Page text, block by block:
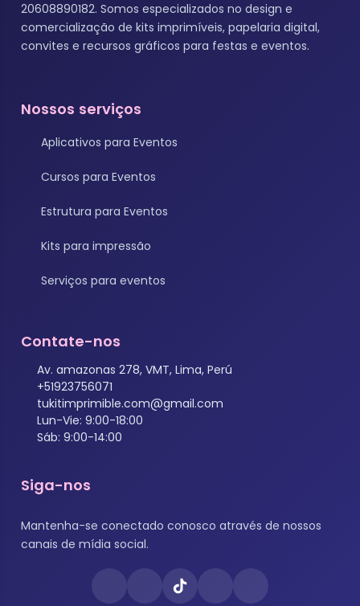
20608890182. Somos especializados no design e
comercialização de kits imprimíveis, papelaria digital,
convites e recursos gráficos para festas e eventos.
Nossos serviços
Aplicativos para Eventos
Cursos para Eventos
Estrutura para Eventos
Kits para impressão
Serviços para eventos
Contate-nos
Av. amazonas 278, VMT, Lima, Perú
+51923756071
tukitimprimible.com@gmail.com
Lun-Vie: 9:00-18:00
Sáb: 9:00-14:00
Siga-nos
Mantenha-se conectado conosco através de nossos
canais de mídia social.